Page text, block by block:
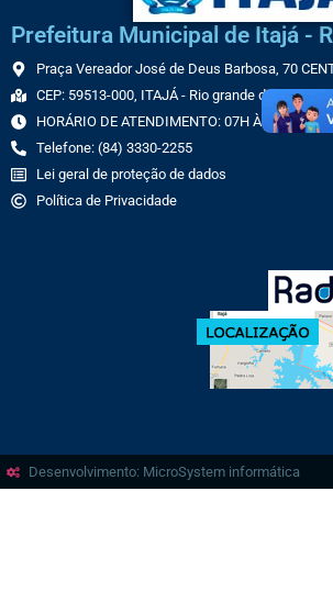
Prefeitura Municipal de Itajá -
Praça Vereador José de Deus Barbosa, 70
CEP: 59513-000, ITAJÁ - Rio grande do Norte
HORÁRIO DE ATENDIMENTO: 07H ÀS 13H
Telefone: (84) 3330-2255
Lei geral de proteção de dados
Política de Privacidade
Desenvolvimento: MicroSystem informática